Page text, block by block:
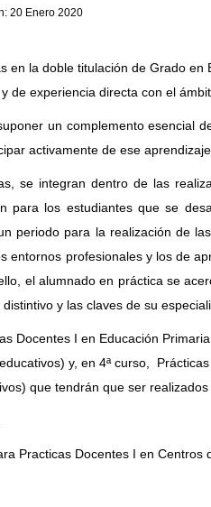
20 Enero 2020
en la doble titulación de Grado
de experiencia directa con el
un complemento esencial
activamente de ese aprendizaje.
se integran dentro de las
para los estudiantes que se
periodo para la realización de
entornos profesionales y los de
el alumnado en práctica se
y las claves de su
Docentes I en Educación
y, en 4ª curso,
que tendrán que ser
Practicas Docentes I en Centros